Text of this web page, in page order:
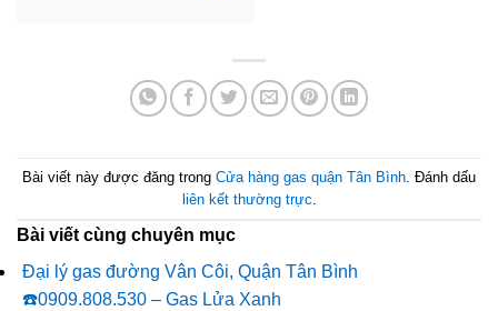
Bài viết này được đăng trong Cửa hàng gas quận Tân Bình . Đánh dấu
liên kết thường trực
Bài viết cùng chuyên mục
Đại lý gas đường Vân Côi, Quận Tân Bình
☎️0909.808.530 – Gas Lửa Xanh